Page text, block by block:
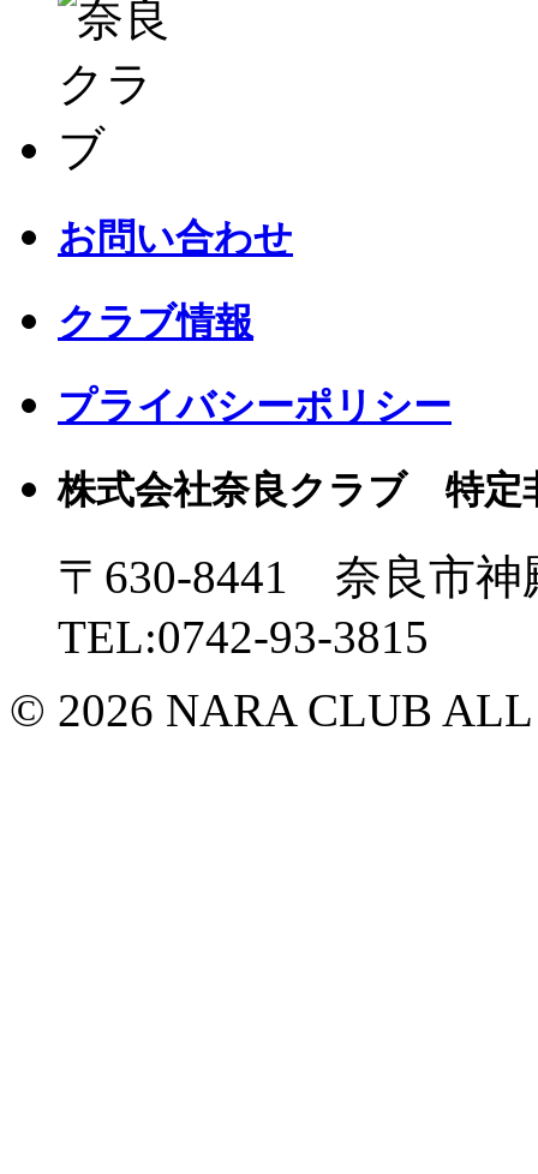
お問い合わせ
クラブ情報
プライバシーポリシー
株式会社奈良クラブ 特定
〒630-8441 奈良市
TEL:0742-93-3815
© 2026 NARA CLUB ALL